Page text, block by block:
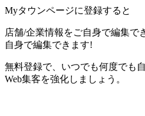
Myタウンページに登録すると
店舗/企業情報をご自身で編集で
自身で編集できます!
無料登録で、いつでも何度でも
Web集客を強化しましょう。